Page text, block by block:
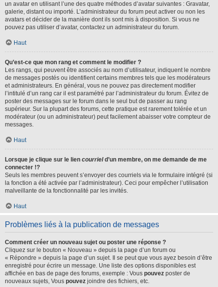
un avatar en utilisant l’une des quatre méthodes d’avatar suivantes : Gravatar,
galerie, distant ou importé. L’administrateur du forum peut activer ou non les
avatars et décider de la manière dont ils sont mis à disposition. Si vous ne
pouvez pas utiliser d’avatar, contactez un administrateur du forum.
Haut
Qu’est-ce que mon rang et comment le modifier ?
Les rangs, qui peuvent être associés au nom d’utilisateur, indiquent le nombre
de messages postés ou identifient certains membres tels que les modérateurs
et administrateurs. En général, vous ne pouvez pas directement modifier
l’intitulé d’un rang car il est paramétré par l’administrateur du forum. Évitez de
poster des messages sur le forum dans le seul but de passer au rang
supérieur. Sur la plupart des forums, cette pratique est rarement tolérée et un
modérateur (ou un administrateur) peut facilement abaisser votre compteur de
messages.
Haut
Lorsque je clique sur le lien courrield’un membre, on me demande de me
connecter !?
Seuls les membres peuvent s’envoyer des courriels via le formulaire intégré (si
la fonction a été activée par l’administrateur). Ceci pour empêcher l’utilisation
malveillante de la fonctionnalité par les invités.
Haut
Problèmes liés à la publication de messages
Comment créer un nouveau sujet ou poster une réponse ?
Cliquez sur le bouton « Nouveau » depuis la page d’un forum ou
« Répondre » depuis la page d’un sujet. Il se peut que vous ayez besoin d’être
enregistré pour écrire un message. Une liste des options disponibles est
affichée en bas de page des forums, exemple : Vous pouvez poster de
nouveaux sujets, Vous pouvez joindre des fichiers, etc.